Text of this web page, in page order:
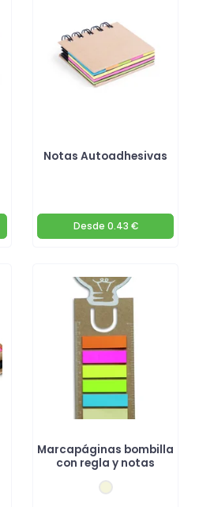
Notas Autoadhesivas
Desde 0.43 €
Marcapáginas bombilla
con regla y notas